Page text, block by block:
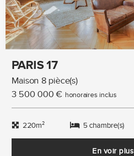
PARIS 17
Maison 8 pièce(s)
3 500 000 € honoraires inclus
220m² 5 chambre(s)
En voir plus